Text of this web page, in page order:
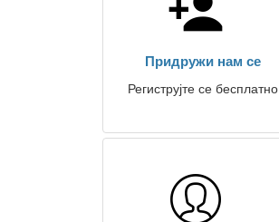
Придружи нам се
Региструјте се бесплатно